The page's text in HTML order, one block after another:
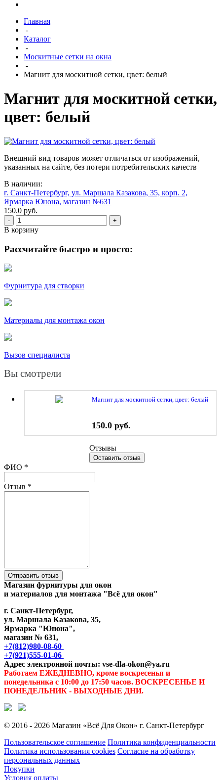
Главная
-
Каталог
-
Москитные сетки на окна
-
Магнит для москитной сетки, цвет: белый
Магнит для москитной сетки,
цвет: белый
Внешний вид товаров может отличаться от изображений,
указанных на сайте, без потери потребительских качеств
В наличии:
г. Санкт-Петербург, ул. Маршала Казакова, 35, корп. 2,
Ярмарка Юнона, магазин №631
150.0 руб.
- +
В корзину
Рассчитайте быстро и просто:
Фурнитура для створки
Материалы для монтажа окон
Вызов специалиста
Вы смотрели
Магнит для москитной сетки, цвет: белый
150.0 руб.
Отзывы
Оставить отзыв
Ваш отзыв был отправлен!
ФИО *
Отзыв *
Отправить отзыв
Магазин фурнитуры для окон
и материалов для монтажа "Всё для окон"
г. Санкт-Петербург,
ул. Маршала Казакова, 35,
Ярмарка "Юнона",
магазин № 631,
+7(812)980-08-60
+7(921)555-01-06
Адрес электронной почты: vse-dla-okon@ya.ru
Работаем ЕЖЕДНЕВНО, кроме воскресенья и
понедельника с 10:00 до 17:50 часов. ВОСКРЕСЕНЬЕ И
ПОНЕДЕЛЬНИК - ВЫХОДНЫЕ ДНИ.
© 2016 - 2026 Магазин «Всё Для Окон» г. Санкт-Петербург
Пользовательское соглашение Политика конфиденциальности
Политика использования cookies Согласие на обработку
персональных данных
Покупки
Условия оплаты